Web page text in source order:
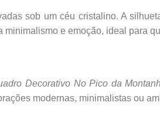
sob um céu cristalino. A
e emoção, ideal para
Decorativo No Pico da
modernas, minimalistas ou